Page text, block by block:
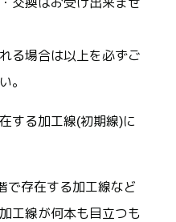
交換はお受け出来ませ
る場合は以上を必ずご
。
する加工線(初期線)に
で存在する加工線など
工線が何本も目立つも